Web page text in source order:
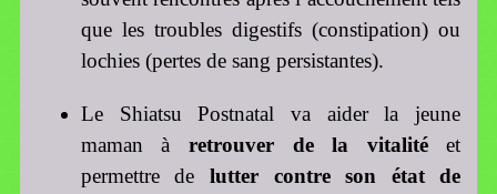
que les troubles digestifs (constipation) ou
lochies (pertes de sang persistantes).
Le Shiatsu Postnatal va aider la jeune
maman à retrouver de la vitalitéet
permettre de lutter contre son état de